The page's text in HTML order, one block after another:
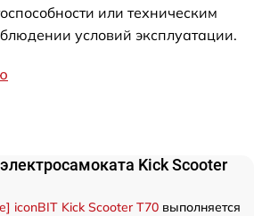
или техническим
условий эксплуатации.
Kick Scooter
iconBIT Kick Scooter T70 выполняется